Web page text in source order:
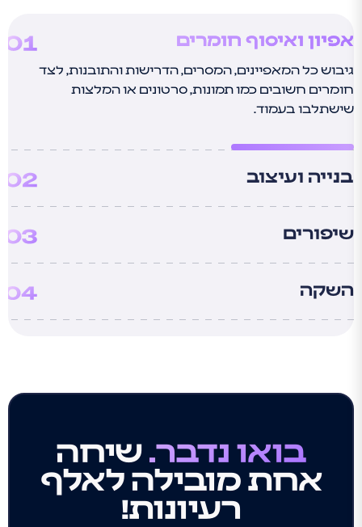
אז
איך
נעשה
את
זה
יחד?
אפיון ואיסוף חומרים
גיבוש כל המאפיינים, המסרים, הדרישות והתובנות, לצד
חומרים חשובים כמו תמונות, סרטונים או המלצות
שישתלבו בעמוד.
בנייה ועיצוב
שיפורים
השקה
בואו נדבר.שיחה
אחת מובילה לאלף
רעיונות!